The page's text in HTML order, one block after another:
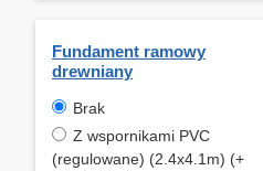
Fundament ramowy
drewniany
Brak
Z wspornikami PVC
(regulowane) (2.4x4.1m) (+